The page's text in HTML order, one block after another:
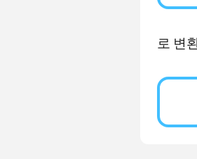
로 변